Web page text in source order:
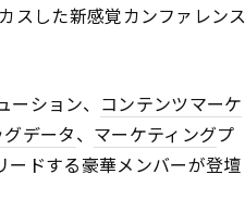
スした新感覚カンファレンス
ション、 コンテンツマーケ
グデータ、 マーケティングプ
ードする豪華メンバーが登壇